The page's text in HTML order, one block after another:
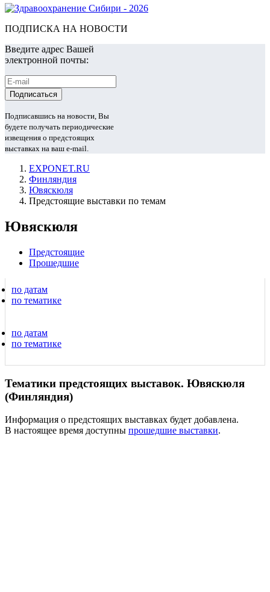
ПОДПИСКА НА НОВОСТИ
Введите адрес Вашей
электронной почты:
Подписавшись на новости, Вы
будете получать периодические
извещения о предстоящих
выставках на ваш e-mail.
EXPONET.RU
Финляндия
Ювяскюля
Предстоящие выставки по темам
Ювяскюля
Предстоящие
Прошедшие
по датам
по тематике
по датам
по тематике
Тематики предстоящих выставок. Ювяскюля
(Финляндия)
Информация о предстоящих выставках будет добавлена.
В настоящее время доступны прошедшие выставки.